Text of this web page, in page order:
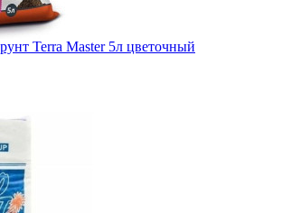
Terra Master 5л цветочный